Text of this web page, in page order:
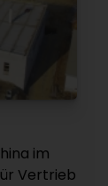
im
Vertrieb